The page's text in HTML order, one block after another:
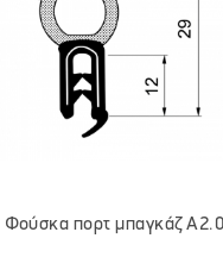
Φούσκα πορτ μπαγκάζ